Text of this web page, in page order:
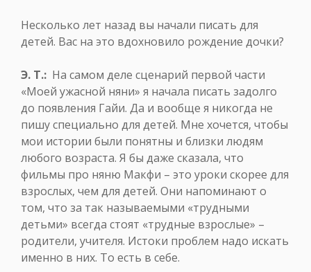
Несколько лет назад вы начали писать для
детей. Вас на это вдохновило рождение дочки?
Э. Т.: На самом деле сценарий первой части
«Моей ужасной няни» я начала писать задолго
до появления Гайи. Да и вообще я никогда не
пишу специально для детей. Мне хочется, чтобы
мои истории были понятны и близки людям
любого возраста. Я бы даже сказала, что
фильмы про няню Макфи – это уроки скорее для
взрослых, чем для детей. Они напоминают о
том, что за так называемыми «трудными
детьми» всегда стоят «трудные взрослые» –
родители, учителя. Истоки проблем надо искать
именно в них. То есть в себе.